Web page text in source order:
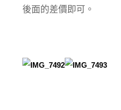
後面的差價即可。